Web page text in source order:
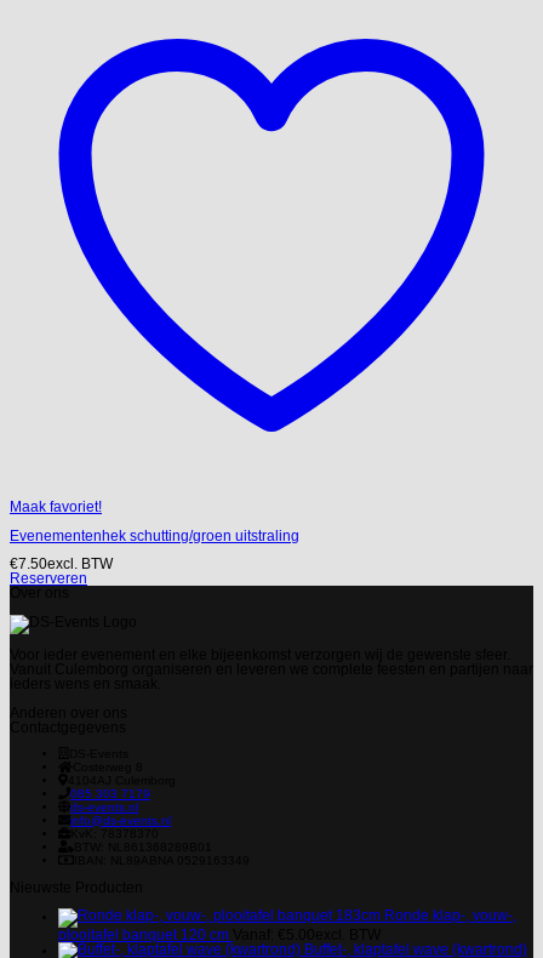
Maak favoriet!
Evenementenhek schutting/groen uitstraling
€7.50excl. BTW
Reserveren
085 303 7179
ds-events.nl
info@ds-events.nl
Ronde klap-, vouw-,
plooitafel banquet 120 cm
Buffet-, klaptafel wave (kwartrond)